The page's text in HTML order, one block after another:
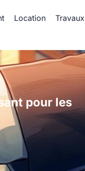
Location Travaux
pour les